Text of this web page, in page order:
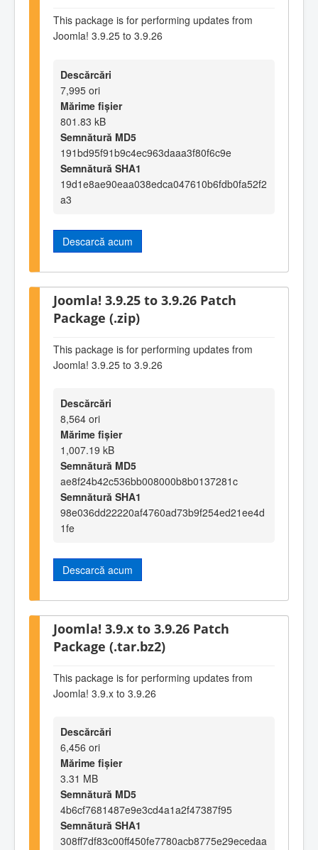
This package is for performing updates from
Joomla! 3.9.25 to 3.9.26
Descărcări
7,995 ori
Mărime fișier
801.83 kB
Semnătură MD5
191bd95f91b9c4ec963daaa3f80f6c9e
Semnătură SHA1
19d1e8ae90eaa038edca047610b6fdb0fa52f2
a3
Descarcă acum
Joomla! 3.9.25 to 3.9.26 Patch
Package (.zip)
This package is for performing updates from
Joomla! 3.9.25 to 3.9.26
Descărcări
8,564 ori
Mărime fișier
1,007.19 kB
Semnătură MD5
ae8f24b42c536bb008000b8b0137281c
Semnătură SHA1
98e036dd22220af4760ad73b9f254ed21ee4d
1fe
Descarcă acum
Joomla! 3.9.x to 3.9.26 Patch
Package (.tar.bz2)
This package is for performing updates from
Joomla! 3.9.x to 3.9.26
Descărcări
6,456 ori
Mărime fișier
3.31 MB
Semnătură MD5
4b6cf7681487e9e3cd4a1a2f47387f95
Semnătură SHA1
308ff7df83c00ff450fe7780acb8775e29ecedaa